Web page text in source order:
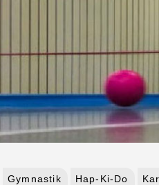
Gymnastik Hap-Ki-Do